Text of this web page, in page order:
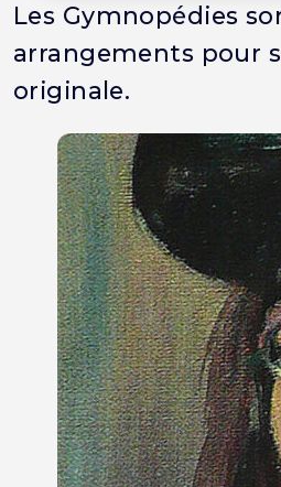
Les Gymnopédies
arrangements pour
originale.